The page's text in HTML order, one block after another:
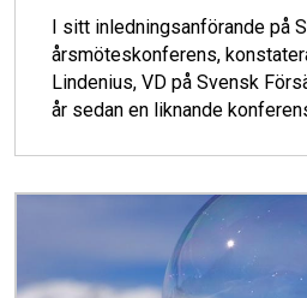
I sitt inledningsanförande på
årsmöteskonferens,
Lindenius, VD på Svensk
år sedan en liknande